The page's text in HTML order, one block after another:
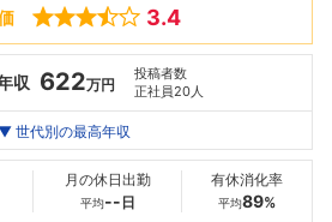
3.4
収 622万円
投稿者数
正社員20人
代
万
30代
1076万
1221万
世代別の最高年収
月の休日出勤
平均-- 日
有休消化率
平均89%